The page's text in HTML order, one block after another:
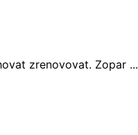
zrenovovat. Zopar ...